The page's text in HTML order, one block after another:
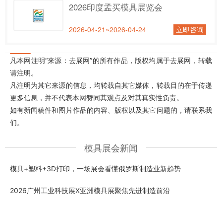
2026印度孟买模具展览会
2026-04-21~2026-04-24 立即咨询
凡本网注明“来源：去展网”的所有作品，版权均属于去展网，转载
请注明。
凡注明为其它来源的信息，均转载自其它媒体，转载目的在于传递
更多信息，并不代表本网赞同其观点及对其真实性负责。
如有新闻稿件和图片作品的内容、版权以及其它问题的，请联系我
们。
模具展会新闻
模具+塑料+3D打印，一场展会看懂俄罗斯制造业新趋势
2026广州工业科技展X亚洲模具展聚焦先进制造前沿